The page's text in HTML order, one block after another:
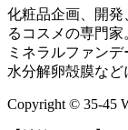
化粧品企画、開
るコスメの専門家
ミネラルファン
水分解卵殻膜など
Copyright © 35-45